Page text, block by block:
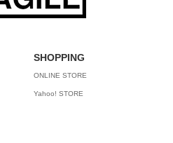
SHOPPING
ONLINE STORE
Yahoo! STORE